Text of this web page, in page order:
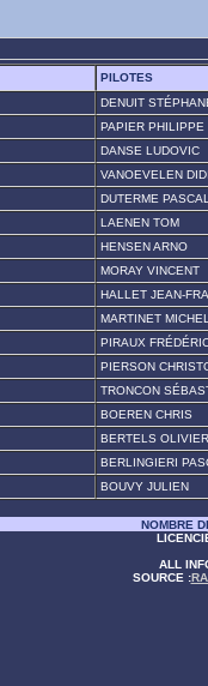
PILOTES
DENUIT
PAPIER PHILIPPE
DANSE LUDOVIC
VANOEVELEN
DUTERME
LAENEN TOM
HENSEN ARNO
MORAY VINCENT
HALLET JEAN-
MARTINET
PIRAUX
PIERSON
TRONCON
BOEREN CHRIS
BERTELS OLIVIER
BERLINGIERI
BOUVY JULIEN
NOMBRE
ALL
SOURCE :